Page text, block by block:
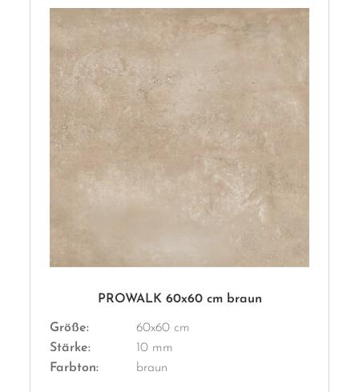
PROWALK 60x60 cm braun
Größe:
60x60 cm
Stärke:
10 mm
Farbton:
braun